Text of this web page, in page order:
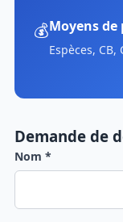
💰Moyens
Espèces,
Demande de
Nom *